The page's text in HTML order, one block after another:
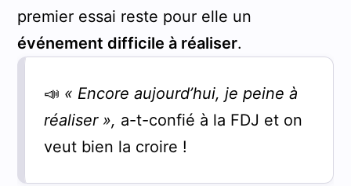
premier essai reste pour elle un
événement difficile à réaliser.
📣 « Encore aujourd’hui, je peine à
réaliser », a-t-confié à la FDJ et on
veut bien la croire !